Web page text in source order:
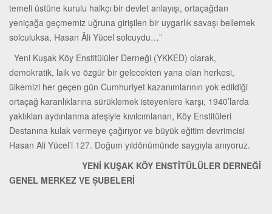
temeli üstüne kurulu halkçı bir devlet anlayışı, ortaçağdan
yeniçağa geçmemiz uğruna girişilen bir uygarlık savaşı bellemek
solculuksa, Hasan Âli Yücel solcuydu…”
Yeni Kuşak Köy Enstitülüler Derneği (YKKED) olarak,
demokratik, laik ve özgür bir gelecekten yana olan herkesi,
ülkemizi her geçen gün Cumhuriyet kazanımlarının yok edildiği
ortaçağ karanlıklarına sürüklemek isteyenlere karşı, 1940’larda
yaktıkları aydınlanma ateşiyle kıvılcımlanan, Köy Enstitüleri
Destanına kulak vermeye çağırıyor ve büyük eğitim devrimcisi
Hasan Ali Yücel’i 127. Doğum yıldönümünde saygıyla anıyoruz.
YENİ KUŞAK KÖY ENSTİTÜLÜLER DERNEĞİ
GENEL MERKEZ VE ŞUBELERİ